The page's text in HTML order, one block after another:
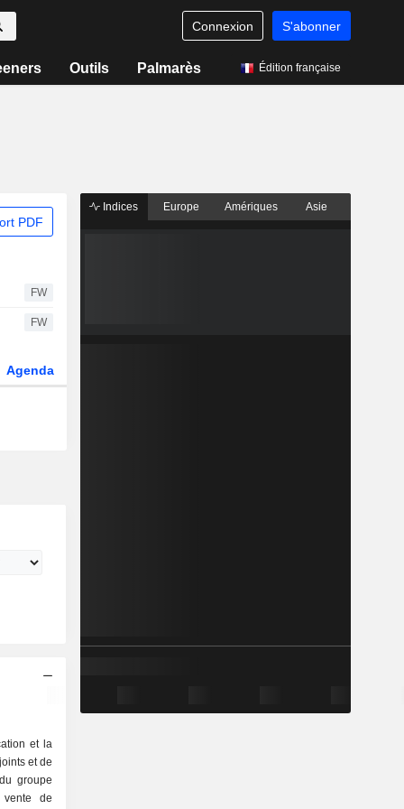
Connexion S'abonner
Outils Palmarès Édition française
PDF
FW
FW
Agenda
et la
et de
groupe
Indices Europe Amériques Asie